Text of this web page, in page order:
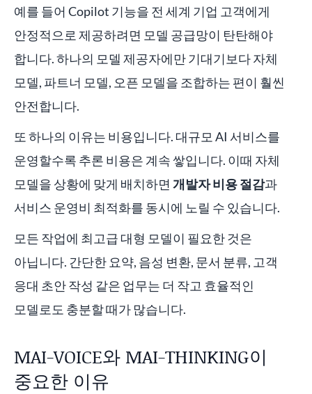
예를 들어 Copilot 기능을 전 세계 기업 고객에게
안정적으로 제공하려면 모델 공급망이 탄탄해야
합니다. 하나의 모델 제공자에만 기대기보다 자체
모델, 파트너 모델, 오픈 모델을 조합하는 편이 훨씬
안전합니다.
또 하나의 이유는 비용입니다. 대규모 AI 서비스를
운영할수록 추론 비용은 계속 쌓입니다. 이때 자체
모델을 상황에 맞게 배치하면 개발자 비용 절감과
서비스 운영비 최적화를 동시에 노릴 수 있습니다.
모든 작업에 최고급 대형 모델이 필요한 것은
아닙니다. 간단한 요약, 음성 변환, 문서 분류, 고객
응대 초안 작성 같은 업무는 더 작고 효율적인
모델로도 충분할 때가 많습니다.
MAI-VOICE와 MAI-THINKING이
중요한 이유